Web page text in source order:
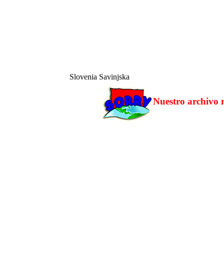
Slovenia Savinjska
Nuestro archivo